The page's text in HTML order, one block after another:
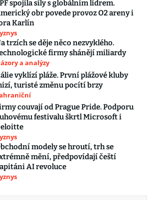
spojila síly s globálním lídrem.
obr povede provoz O2 areny i
Karlín
trzích se děje něco nezvyklého.
firmy shánějí miliardy
a analýzy
vyklízí pláže. První plážové kluby
turisté změnu pocítí brzy
couvají od Prague Pride. Podporu
festivalu škrtl Microsoft i
modely se hroutí, trh se
mění, předpovídají čeští
AI revoluce